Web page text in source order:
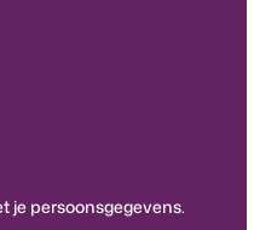
je persoonsgegevens.